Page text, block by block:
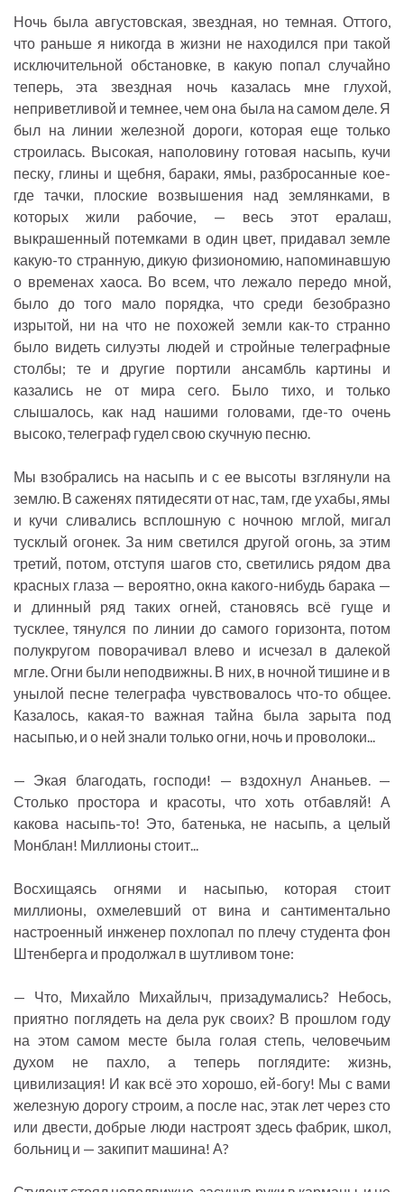
Ночь была августовская, звездная, но темная. Оттого,
что раньше я никогда в жизни не находился при такой
исключительной обстановке, в какую попал случайно
теперь, эта звездная ночь казалась мне глухой,
неприветливой и темнее, чем она была на самом деле. Я
был на линии железной дороги, которая еще только
строилась. Высокая, наполовину готовая насыпь, кучи
песку, глины и щебня, бараки, ямы, разбросанные кое-
где тачки, плоские возвышения над землянками, в
которых жили рабочие, — весь этот ералаш,
выкрашенный потемками в один цвет, придавал земле
какую-то странную, дикую физиономию, напоминавшую
о временах хаоса. Во всем, что лежало передо мной,
было до того мало порядка, что среди безобразно
изрытой, ни на что не похожей земли как-то странно
было видеть силуэты людей и стройные телеграфные
столбы; те и другие портили ансамбль картины и
казались не от мира сего. Было тихо, и только
слышалось, как над нашими головами, где-то очень
высоко, телеграф гудел свою скучную песню.
Мы взобрались на насыпь и с ее высоты взглянули на
землю. В саженях пятидесяти от нас, там, где ухабы, ямы
и кучи сливались всплошную с ночною мглой, мигал
тусклый огонек. За ним светился другой огонь, за этим
третий, потом, отступя шагов сто, светились рядом два
красных глаза — вероятно, окна какого-нибудь барака —
и длинный ряд таких огней, становясь всё гуще и
тусклее, тянулся по линии до самого горизонта, потом
полукругом поворачивал влево и исчезал в далекой
мгле. Огни были неподвижны. В них, в ночной тишине и в
унылой песне телеграфа чувствовалось что-то общее.
Казалось, какая-то важная тайна была зарыта под
насыпью, и о ней знали только огни, ночь и проволоки...
— Экая благодать, господи! — вздохнул Ананьев. —
Столько простора и красоты, что хоть отбавляй! А
какова насыпь-то! Это, батенька, не насыпь, а целый
Монблан! Миллионы стоит...
Восхищаясь огнями и насыпью, которая стоит
миллионы, охмелевший от вина и сантиментально
настроенный инженер похлопал по плечу студента фон
Штенберга и продолжал в шутливом тоне:
— Что, Михайло Михайлыч, призадумались? Небось,
приятно поглядеть на дела рук своих? В прошлом году
на этом самом месте была голая степь, человечьим
духом не пахло, а теперь поглядите: жизнь,
цивилизация! И как всё это хорошо, ей-богу! Мы с вами
железную дорогу строим, а после нас, этак лет через сто
или двести, добрые люди настроят здесь фабрик, школ,
больниц и — закипит машина! А?